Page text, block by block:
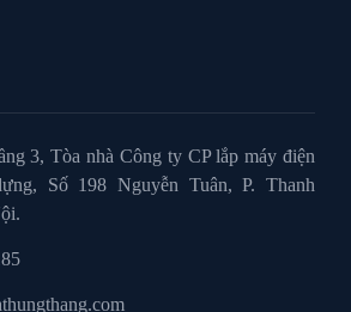
3, Tòa nhà Công ty CP lắp máy điện
Số 198 Nguyễn Tuân, P. Thanh